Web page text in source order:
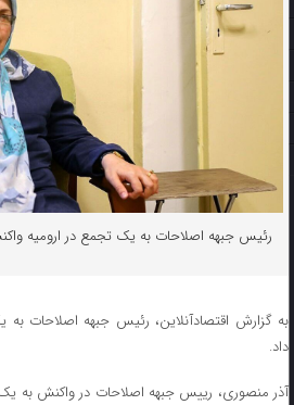
رئیس جبهه اصلاحات به یک تجمع در ارومیه
به گزارش اقتصادآنلاین، رئیس جبهه اصلاحات
داد.
آذر منصوری، رییس جبهه اصلاحات در واکنش به